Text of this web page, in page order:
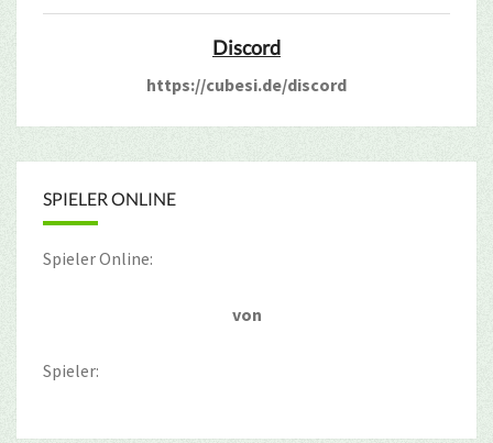
Discord
https://cubesi.de/discord
SPIELER ONLINE
Spieler Online:
von
Spieler: